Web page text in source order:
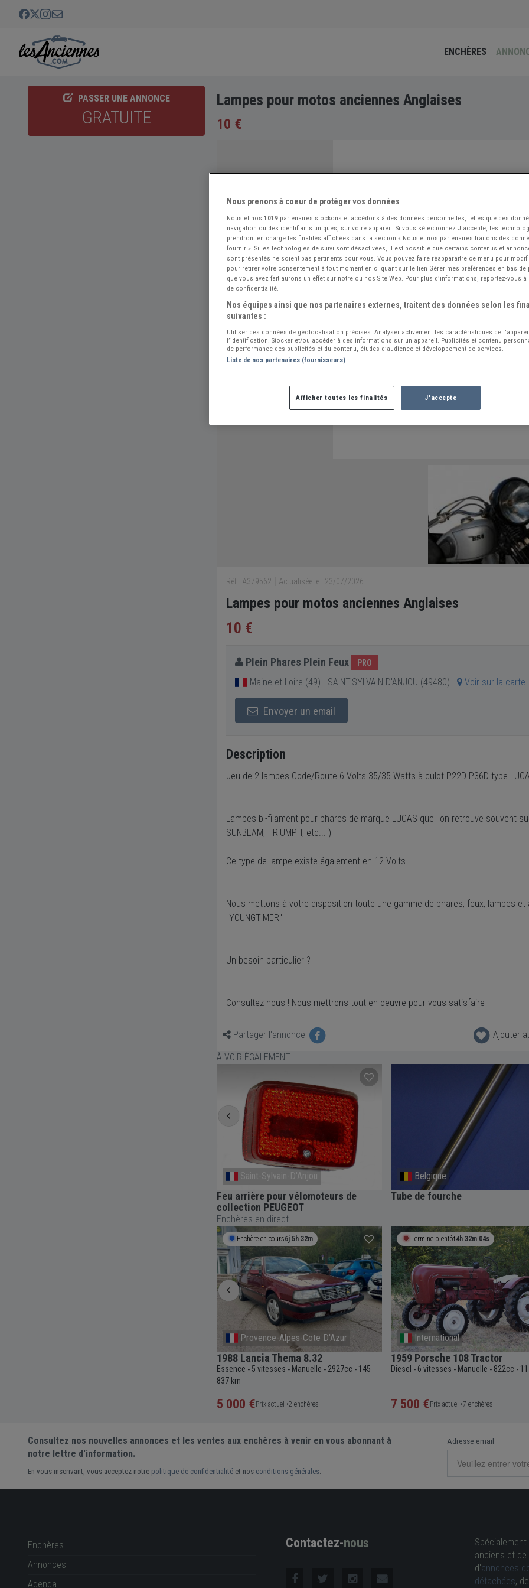
ENCHÈRES
PASSER UNE ANNONCE
GRATUITE
Lampes pour motos anciennes Anglaises
10 €
Réf : A379562 Actualisée le : 23/07/2026
Lampes pour motos anciennes Anglaises
10 €
Plein Phares Plein Feux PRO
Maine et Loire (49) - SAINT-SYLVAIN-D'ANJOU (49480) Voir sur la carte
Envoyer un email
Description
Jeu de 2 lampes Code/Route 6 Volts 35/35 Watts à culot P22D P36D type
Lampes bi-filament pour phares de marque LUCAS que l'on retrouve souvent
SUNBEAM, TRIUMPH, etc... )
Ce type de lampe existe également en 12 Volts.
Nous mettons à votre disposition toute une gamme de phares, feux, lampes
"YOUNGTIMER"
Un besoin particulier ?
Consultez-nous ! Nous mettrons tout en oeuvre pour vous satisfaire
Partager l'annonce
Ajouter
À VOIR ÉGALEMENT
Saint-Sylvain-D'Anjou
Feu arrière pour vélomoteurs de
collection PEUGEOT
Belgique
Tube de fourche
Enchères en direct
Enchère en cours6j 5h 32m
Provence-Alpes-Cote D'Azur
1988 Lancia Thema 8.32
Essence - 5 vitesses - Manuelle - 2927cc - 145
837 km
5 000 €Prix actuel •2 enchères
Termine bientôt4h 32m 04s
International
1959 Porsche 108 Tractor
Diesel - 6 vitesses - Manuelle - 822cc -
7 500 €Prix actuel •7 enchères
Consultez nos nouvelles annonces et les ventes aux enchères à venir en vous abonnant à
notre lettre d'information.
En vous inscrivant, vous acceptez notre politique de confidentialité et nos conditions générales
Adresse email
Enchères
Annonces
Agenda
Contactez-nous
anciens et
d'annonces
détachées,
Nous prenons à coeur de protéger vos données
Nous et nos 1019 partenaires stockons et accédons à des données personnelles, telles que des
navigation ou des identifiants uniques, sur votre appareil. Si vous sélectionnez J'accepte, les
prendront en charge les finalités affichées dans la section « Nous et nos partenaires traitons des
fournir ». Si les technologies de suivi sont désactivées, il est possible que certains contenus et
sont présentés ne soient pas pertinents pour vous. Vous pouvez faire réapparaître ce menu pour
pour retirer votre consentement à tout moment en cliquant sur le lien Gérer mes préférences en bas de
que vous avez fait aurons un effet sur notre ou nos Site Web. Pour plus d’informations, reportez-vous
de confidentialité.
Nos équipes ainsi que nos partenaires externes, traitent des données selon les
suivantes :
Utiliser des données de géolocalisation précises. Analyser activement les caractéristiques de
l’identification. Stocker et/ou accéder à des informations sur un appareil. Publicités et contenu
de performance des publicités et du contenu, études d’audience et développement de services.
Liste de nos partenaires (fournisseurs)
Afficher toutes les finalités J'accepte